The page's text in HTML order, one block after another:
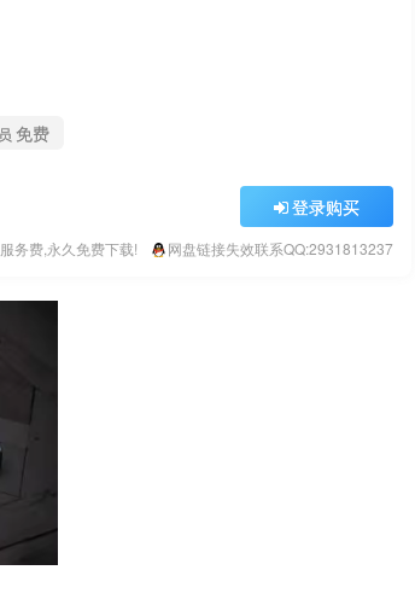
免费
登录购买
务费,永久免费下载! 网盘链接失效联系QQ:2931813237